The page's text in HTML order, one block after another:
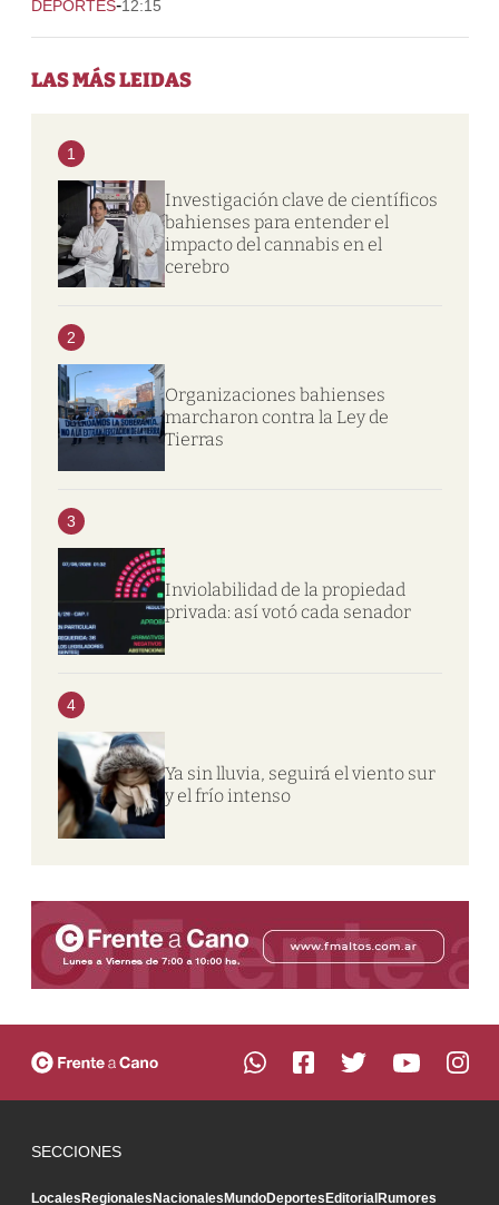
DEPORTES-12:15
LAS MÁS LEIDAS
1
Investigación clave de científicos
bahienses para entender el
impacto del cannabis en el
cerebro
2
Organizaciones bahienses
marcharon contra la Ley de
Tierras
3
Inviolabilidad de la propiedad
privada: así votó cada senador
4
Ya sin lluvia, seguirá el viento sur
y el frío intenso
SECCIONES
Locales Regionales Nacionales MundoDeportes Editorial Rumores